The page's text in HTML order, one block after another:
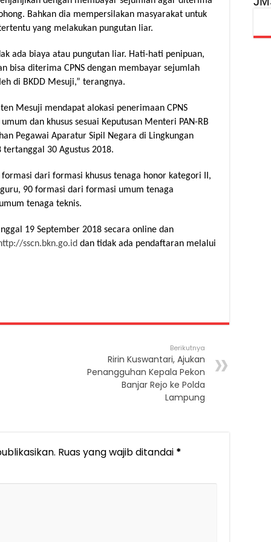
Bahkan dia mempersilakan masyarakat untuk
yang melakukan pungutan liar.
ada biaya atau pungutan liar. Hati-hati penipuan,
bisa diterima CPNS dengan membayar sejumlah
di BKDD Mesuji,” terangnya.
Mesuji mendapat alokasi penerimaan CPNS
dan khusus sesuai Keputusan Menteri PAN-RB
Pegawai Aparatur Sipil Negara di Lingkungan
tertanggal 30 Agustus 2018.
dari formasi khusus tenaga honor kategori II,
90 formasi dari formasi umum tenaga
tenaga teknis.
19 September 2018 secara online dan
sscn.bkn.go.id dan tidak ada pendaftaran melalui
Berikutnya
Ririn Kuswantari, Ajukan
Penangguhan Kepala Pekon
Banjar Rejo ke Polda
Lampung
Ruas yang wajib ditandai *